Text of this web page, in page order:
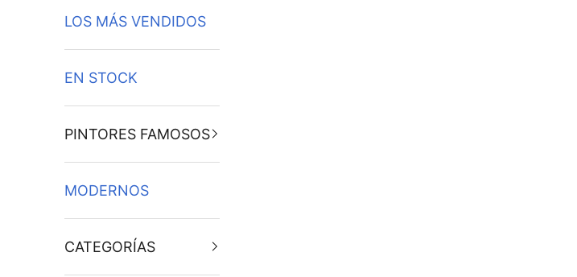
LOS MÁS VENDIDOS
EN STOCK
PINTORES FAMOSOS
MODERNOS
CATEGORÍAS